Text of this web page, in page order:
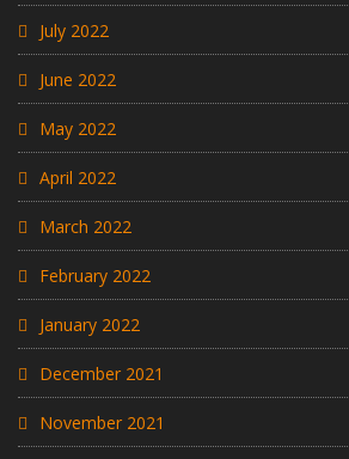
July 2022
June 2022
May 2022
April 2022
March 2022
February 2022
January 2022
December 2021
November 2021